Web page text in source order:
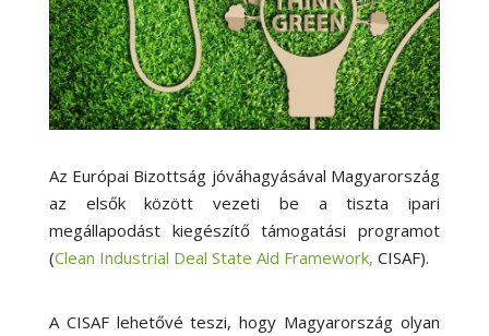
Az Európai Bizottság jóváhagyásával Magyarország
az elsők között vezeti be a tiszta ipari
megállapodást kiegészítő támogatási programot
(Clean Industrial Deal State Aid Framework, CISAF).
A CISAF lehetővé teszi, hogy Magyarország olyan